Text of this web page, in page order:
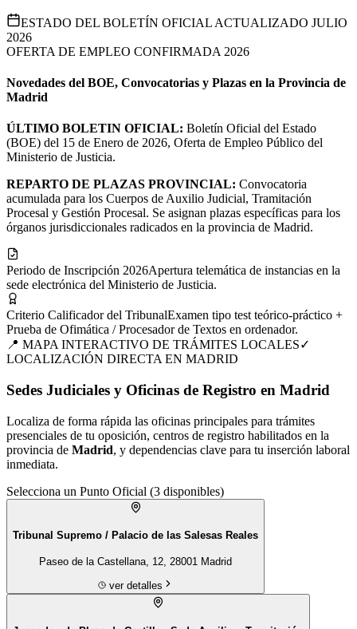
ESTADO DEL BOLETÍN OFICIAL ACTUALIZADO JULIO
2026
OFERTA DE EMPLEO CONFIRMADA 2026
Novedades del BOE, Convocatorias y Plazas en la Provincia de
Madrid
ÚLTIMO BOLETIN OFICIAL: Boletín Oficial del Estado
(BOE) del 15 de Enero de 2026, Oferta de Empleo Público del
Ministerio de Justicia.
REPARTO DE PLAZAS PROVINCIAL: Convocatoria
acumulada para los Cuerpos de Auxilio Judicial, Tramitación
Procesal y Gestión Procesal. Se asignan plazas específicas para los
órganos jurisdiccionales radicados en la provincia de Madrid.
Periodo de Inscripción 2026Apertura telemática de instancias en la
sede electrónica del Ministerio de Justicia.
Criterio Calificador del TribunalExamen tipo test teórico-práctico +
Prueba de Ofimática / Procesador de Textos en ordenador.
📍 MAPA INTERACTIVO DE TRÁMITES LOCALES✓
LOCALIZACIÓN DIRECTA EN MADRID
Sedes Judiciales y Oficinas de Registro en Madrid
Localiza de forma rápida las oficinas principales para trámites
presenciales de tu oposición, centros de registro habilitados en la
provincia de Madrid, y dependencias clave para tu inserción laboral
inmediata.
Selecciona un Punto Oficial (3 disponibles)
Tribunal Supremo / Palacio de las Salesas Reales
Paseo de la Castellana, 12, 28001 Madrid
ver detalles